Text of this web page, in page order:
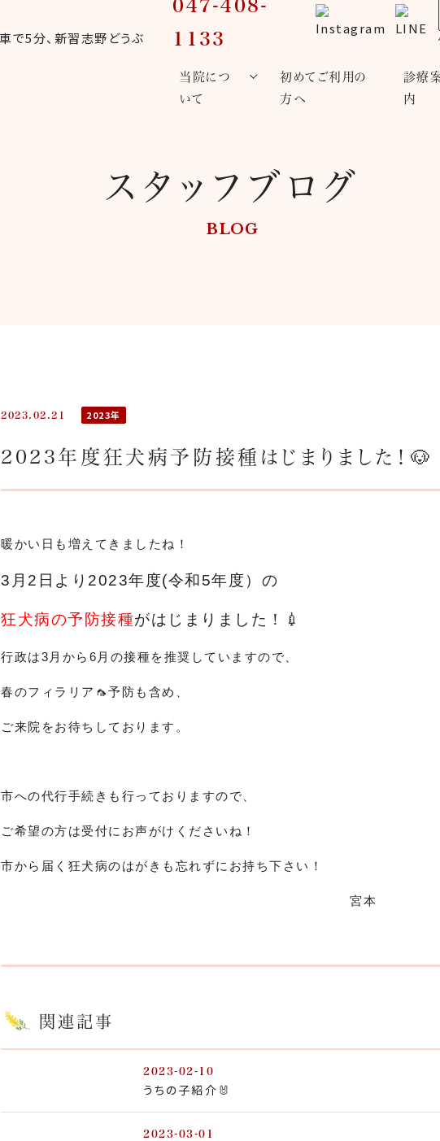
1133
当院につ
いて
初めてご利用の
方へ
診療
内
スタッフブログ
BLOG
2023.02.21 2023年
2023年度狂犬病予防接種はじまりました！🐶
暖かい日も増えてきましたね！
3月2日より2023年度(令和5年度）の
狂犬病の予防接種がはじまりました！💉
行政は3月から6月の接種を推奨していますので、
春のフィラリア🦟予防も含め、
ご来院をお待ちしております。
市への代行手続きも行っておりますので、
ご希望の方は受付にお声がけくださいね！
市から届く狂犬病のはがきも忘れずにお持ち下さい！
宮本
関連記事
2023-02-10
うちの子紹介🐰
2023-03-01